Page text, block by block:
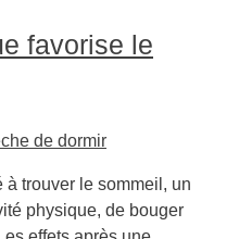
favorise le
trouver le sommeil, un
physique, de bouger